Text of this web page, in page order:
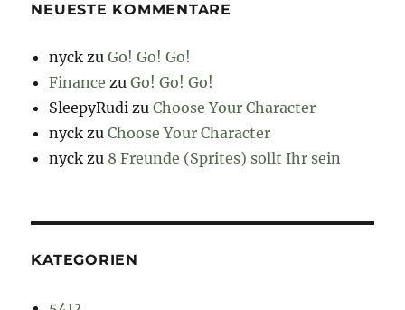
NEUESTE KOMMENTARE
nyck zuGo! Go! Go!
Finance zuGo! Go! Go!
SleepyRudi zuChoose Your Character
nyck zuChoose Your Character
nyck zu 8 Freunde (Sprites) sollt Ihr sein
KATEGORIEN